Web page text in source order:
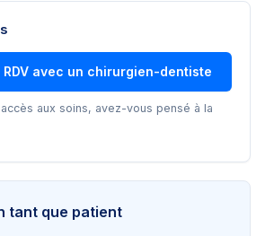
avec un chirurgien-dentiste
aux soins, avez-vous pensé à la
tant que patient